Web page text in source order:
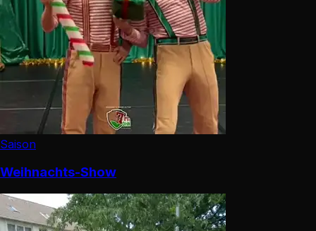
Saison
Weihnachts-Show